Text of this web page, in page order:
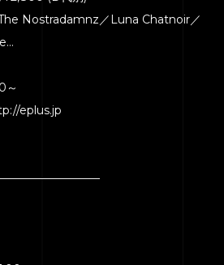
Nostradamnz／Luna Chatnoir／
～
eplus.jp